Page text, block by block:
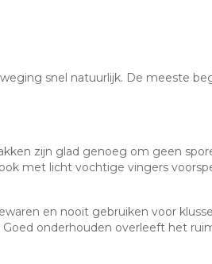
snel natuurlijk. De meeste
zijn glad genoeg om geen
met licht vochtige vingers
en nooit gebruiken voor
Goed onderhouden overleeft het